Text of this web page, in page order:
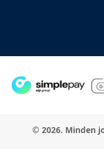
© 2026. Minden